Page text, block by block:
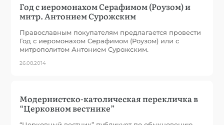
Год с иеромонахом Серафимом (Роузом) и
митр. Антонием Сурожским
Православным покупателям предлагается провести
Год с иеромонахом Серафимом (Роузом) или с
митрополитом Антонием Сурожским.
26.08.2014
Модернистско-католическая перекличка в
“Церковном вестнике”